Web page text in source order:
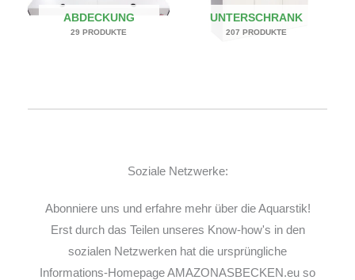
ABDECKUNG
29 PRODUKTE
UNTERSCHRANK
207 PRODUKTE
Soziale Netzwerke:
Abonniere uns und erfahre mehr über die Aquarstik!
Erst durch das Teilen unseres Know-how's in den
sozialen Netzwerken hat die ursprüngliche
Informations-Homepage AMAZONASBECKEN.eu so